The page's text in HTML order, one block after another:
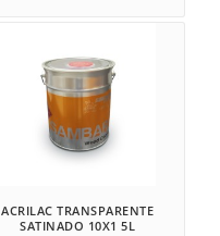
ACRILAC TRANSPARENTE
SATINADO 10X1 5L